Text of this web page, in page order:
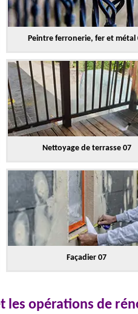
Peintre ferronerie, fer et métal
Nettoyage de terrasse 07
Façadier 07
les opérations de